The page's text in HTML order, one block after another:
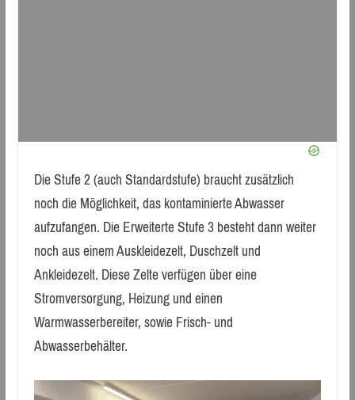
Die Stufe 2 (auch Standardstufe) braucht zusätzlich
noch die Möglichkeit, das kontaminierte Abwasser
aufzufangen. Die Erweiterte Stufe 3 besteht dann weiter
noch aus einem Auskleidezelt, Duschzelt und
Ankleidezelt. Diese Zelte verfügen über eine
Stromversorgung, Heizung und einen
Warmwasserbereiter, sowie Frisch- und
Abwasserbehälter.